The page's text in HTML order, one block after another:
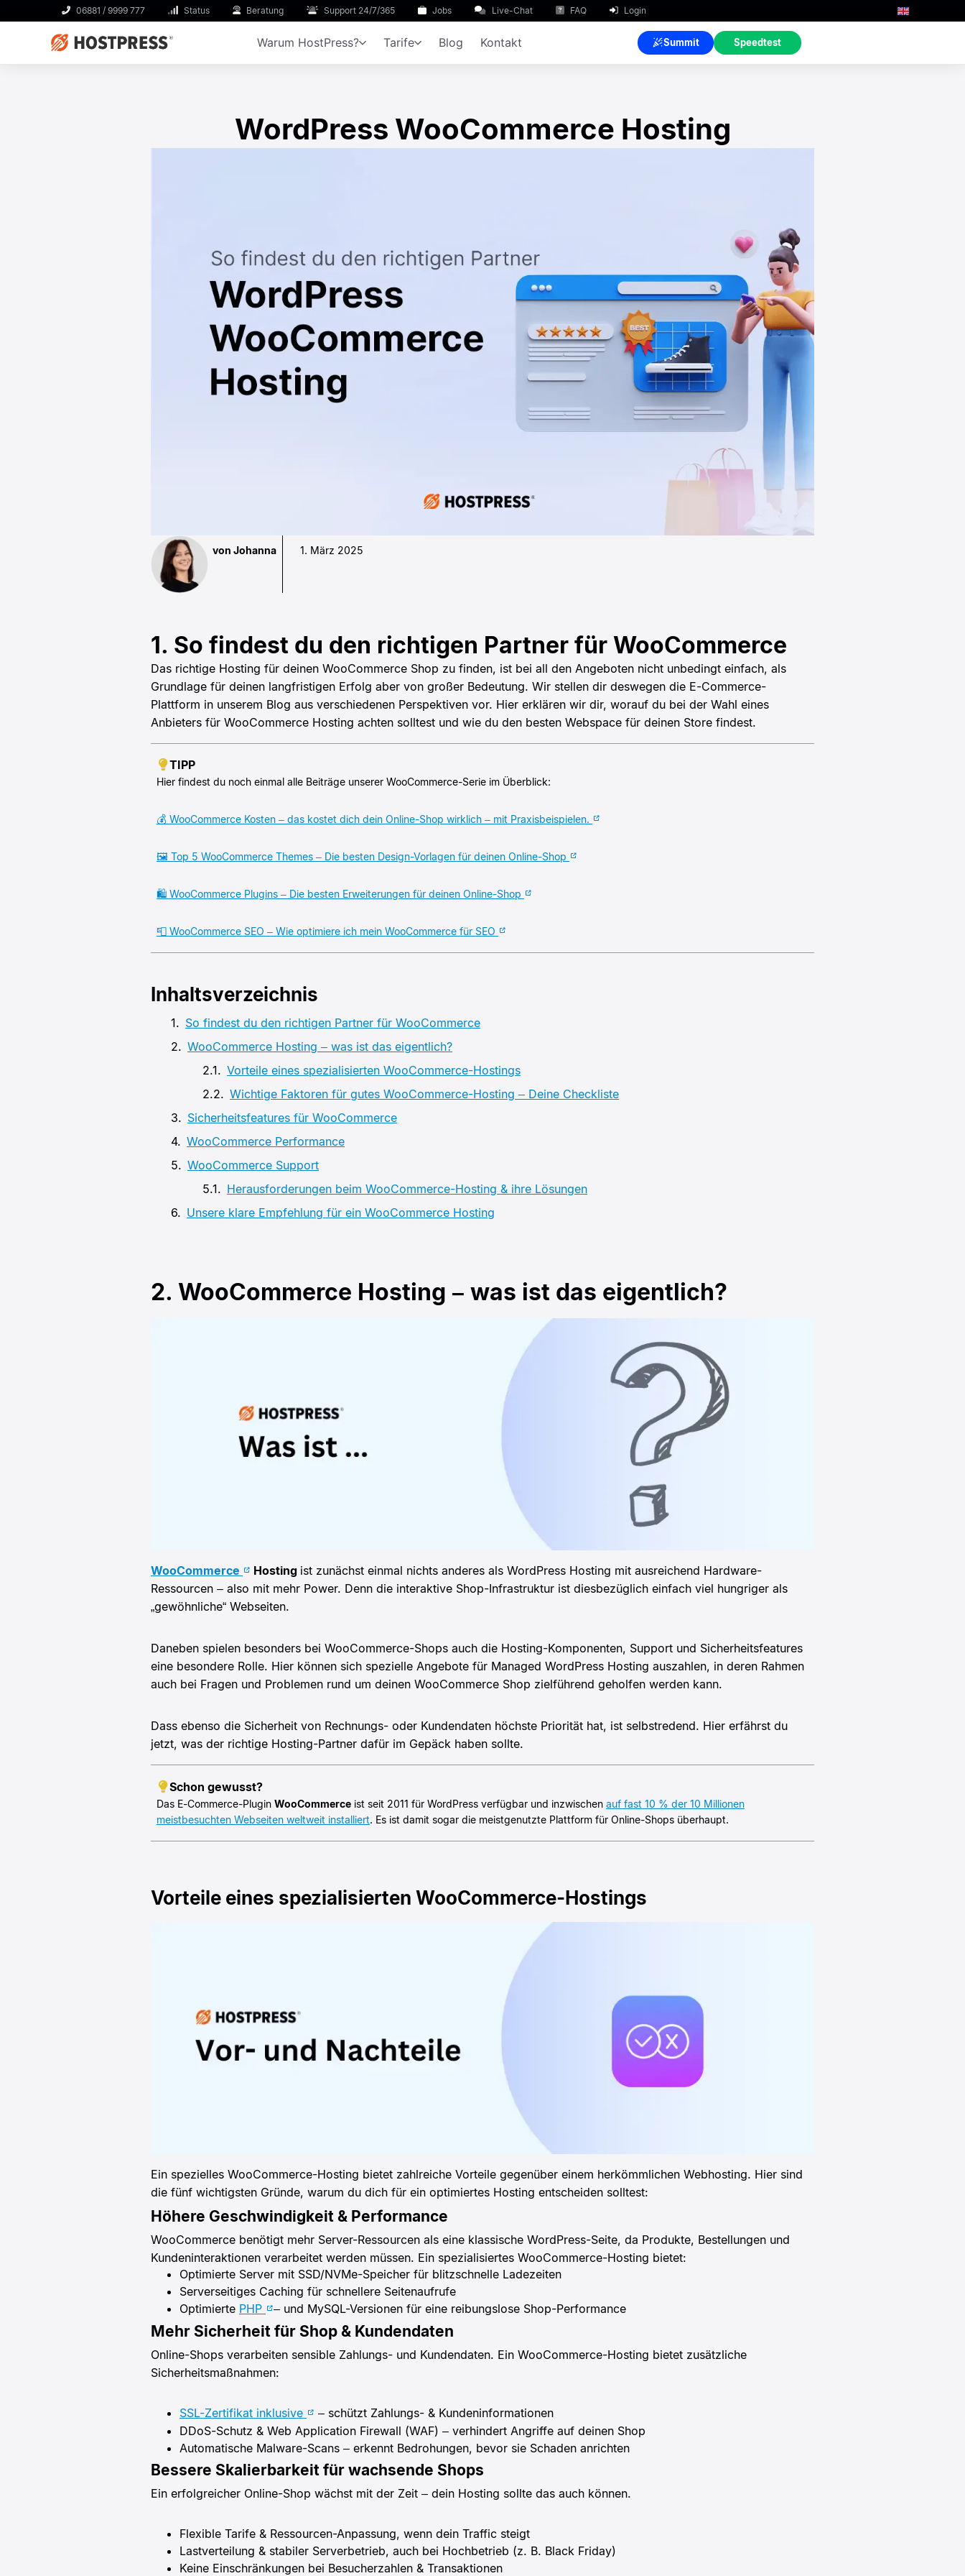
06881 / 9999 777 Status Beratung Support 24/7/365 Jobs Live-Chat FAQ Login
Warum HostPress? Tarife Blog Kontakt Summit Speedtest
WordPress WooCommerce Hosting
von Johanna 1. März 2025
1. So findest du den richtigen Partner für WooCommerce
Das richtige Hosting für deinen WooCommerce Shop zu finden, ist bei all den Angeboten nicht unbedingt einfach, als
Grundlage für deinen langfristigen Erfolg aber von großer Bedeutung. Wir stellen dir deswegen die E-Commerce-
Plattform in unserem Blog aus verschiedenen Perspektiven vor. Hier erklären wir dir, worauf du bei der Wahl eines
Anbieters für WooCommerce Hosting achten solltest und wie du den besten Webspace für deinen Store findest.
TIPP
Hier findest du noch einmal alle Beiträge unserer WooCommerce-Serie im Überblick:
💰 WooCommerce Kosten – das kostet dich dein Online-Shop wirklich – mit Praxisbeispielen.
🖼️ Top 5 WooCommerce Themes – Die besten Design-Vorlagen für deinen Online-Shop
🛍️ WooCommerce Plugins – Die besten Erweiterungen für deinen Online-Shop
📮 WooCommerce SEO – Wie optimiere ich mein WooCommerce für SEO
Inhaltsverzeichnis
So findest du den richtigen Partner für WooCommerce
WooCommerce Hosting – was ist das eigentlich?
Vorteile eines spezialisierten WooCommerce-Hostings
Wichtige Faktoren für gutes WooCommerce-Hosting – Deine Checkliste
Sicherheitsfeatures für WooCommerce
WooCommerce Performance
WooCommerce Support
Herausforderungen beim WooCommerce-Hosting & ihre Lösungen
Unsere klare Empfehlung für ein WooCommerce Hosting
2. WooCommerce Hosting – was ist das eigentlich?
WooCommerce Hosting ist zunächst einmal nichts anderes als WordPress Hosting mit ausreichend Hardware-
Ressourcen – also mit mehr Power. Denn die interaktive Shop-Infrastruktur ist diesbezüglich einfach viel hungriger als
„gewöhnliche“ Webseiten.
Daneben spielen besonders bei WooCommerce-Shops auch die Hosting-Komponenten, Support und Sicherheitsfeatures
eine besondere Rolle. Hier können sich spezielle Angebote für Managed WordPress Hosting auszahlen, in deren Rahmen
auch bei Fragen und Problemen rund um deinen WooCommerce Shop zielführend geholfen werden kann.
Dass ebenso die Sicherheit von Rechnungs- oder Kundendaten höchste Priorität hat, ist selbstredend. Hier erfährst du
jetzt, was der richtige Hosting-Partner dafür im Gepäck haben sollte.
Schon gewusst?
Das E-Commerce-Plugin WooCommerce ist seit 2011 für WordPress verfügbar und inzwischen auf fast 10 % der 10 Millionen
meistbesuchten Webseiten weltweit installiert. Es ist damit sogar die meistgenutzte Plattform für Online-Shops überhaupt.
Vorteile eines spezialisierten WooCommerce-Hostings
Ein spezielles WooCommerce-Hosting bietet zahlreiche Vorteile gegenüber einem herkömmlichen Webhosting. Hier sind
die fünf wichtigsten Gründe, warum du dich für ein optimiertes Hosting entscheiden solltest:
Höhere Geschwindigkeit & Performance
WooCommerce benötigt mehr Server-Ressourcen als eine klassische WordPress-Seite, da Produkte, Bestellungen und
Kundeninteraktionen verarbeitet werden müssen. Ein spezialisiertes WooCommerce-Hosting bietet:
Optimierte Server mit SSD/NVMe-Speicher für blitzschnelle Ladezeiten
Serverseitiges Caching für schnellere Seitenaufrufe
Optimierte PHP – und MySQL-Versionen für eine reibungslose Shop-Performance
Mehr Sicherheit für Shop & Kundendaten
Online-Shops verarbeiten sensible Zahlungs- und Kundendaten. Ein WooCommerce-Hosting bietet zusätzliche
Sicherheitsmaßnahmen:
SSL-Zertifikat inklusive
– schützt Zahlungs- & Kundeninformationen
DDoS-Schutz & Web Application Firewall (WAF) – verhindert Angriffe auf deinen Shop
Automatische Malware-Scans – erkennt Bedrohungen, bevor sie Schaden anrichten
Bessere Skalierbarkeit für wachsende Shops
Ein erfolgreicher Online-Shop wächst mit der Zeit – dein Hosting sollte das auch können.
Flexible Tarife & Ressourcen-Anpassung, wenn dein Traffic steigt
Lastverteilung & stabiler Serverbetrieb, auch bei Hochbetrieb (z. B. Black Friday)
Keine Einschränkungen bei Besucherzahlen & Transaktionen